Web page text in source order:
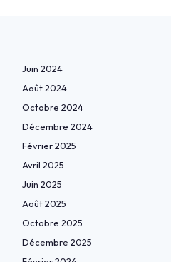
Juin 2024
Août 2024
Octobre 2024
Décembre 2024
Février 2025
Avril 2025
Juin 2025
Août 2025
Octobre 2025
Décembre 2025